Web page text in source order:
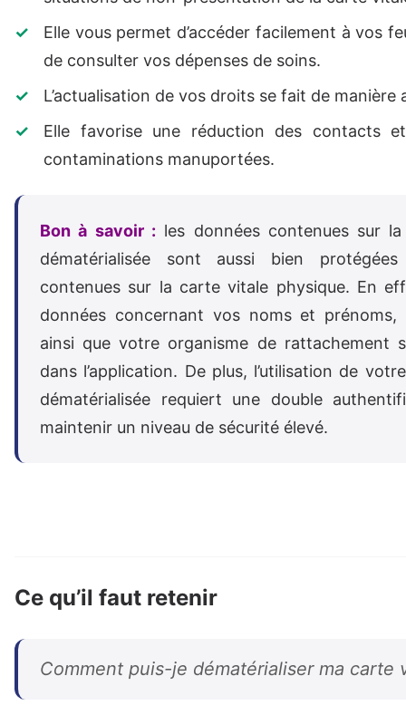
Elle vous permet d’accéder facilement à vos
de consulter vos dépenses de soins.
L’actualisation de vos droits se fait de manière
Elle favorise une réduction des contacts
contaminations manuportées.
Bon à savoir : les données contenues sur
dématérialisée sont aussi bien
contenues sur la carte vitale physique. En
données concernant vos noms et prénoms,
ainsi que votre organisme de rattachement
dans l’application. De plus, l’utilisation de
dématérialisée requiert une double
maintenir un niveau de sécurité élevé.
Ce qu’il faut retenir
Comment puis-je dématérialiser ma carte